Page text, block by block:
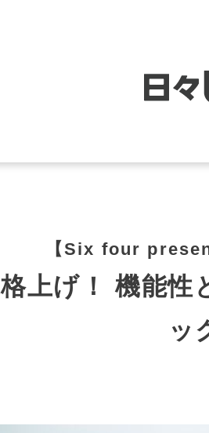
【Six four
上げ！ 機能性
ッ